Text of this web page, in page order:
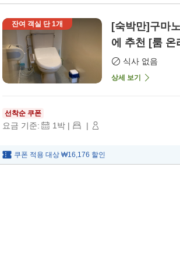
잔여 객실 단1개
[숙박만]구마
에 추천 [룸 온
식사 없음
상세 보기
선착순 쿠폰
요금 기준: 1박 | |
쿠폰 적용 대상 ₩16,176 할인